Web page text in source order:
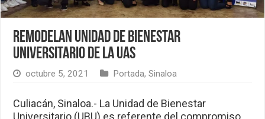
Remodelan Unidad de Bienestar
Universitario de la UAS
octubre 5, 2021 Portada,Sinaloa
Culiacán, Sinaloa.- La Unidad de Bienestar
Universitario (UBU) es referente del compromiso